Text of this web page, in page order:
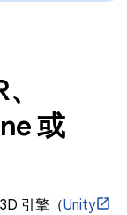
或
引擎（Unity